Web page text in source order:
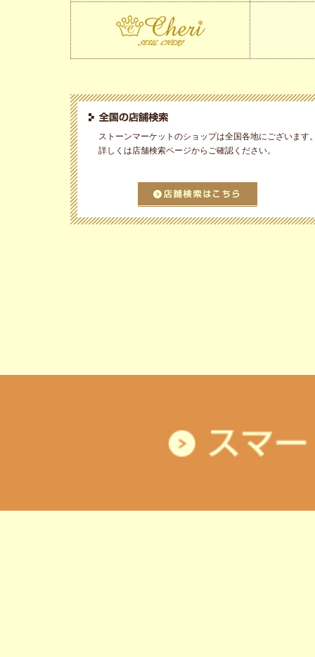
ストーンマーケットのショップは全国各地にございます
詳しくは店舗検索ページからご確認ください。